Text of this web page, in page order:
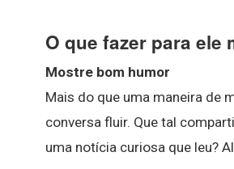
O que fazer para
Mostre bom humor
Mais do que uma maneira de
conversa fluir. Que tal
uma notícia curiosa que leu?